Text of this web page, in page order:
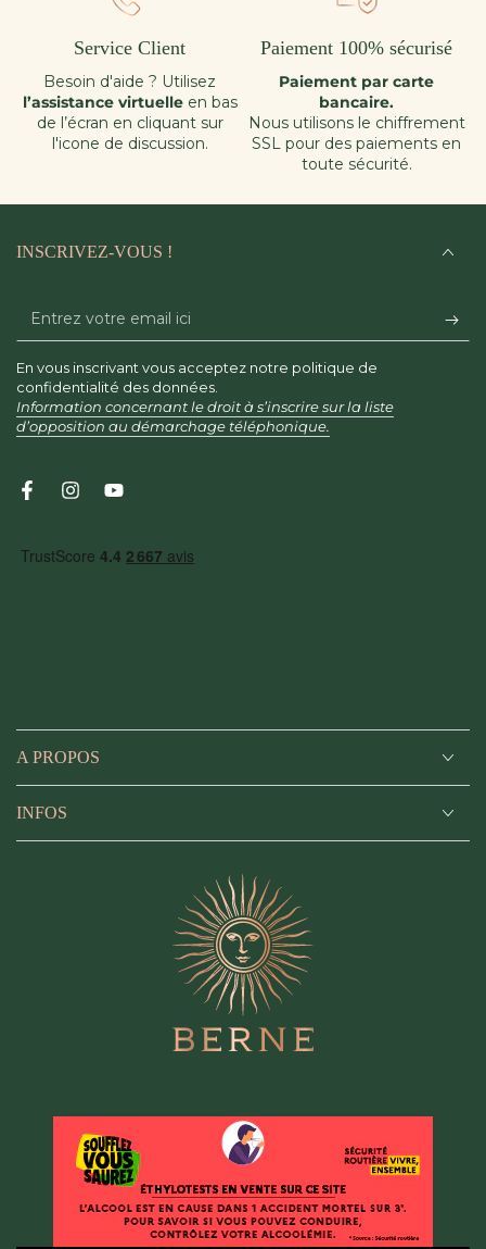
Service Client
Besoin d'aide ? Utilisez
l’assistance virtuelle en bas
de l’écran en cliquant sur
l'icone de discussion.
Paiement 100% sécurisé
Paiement par carte
bancaire.
Nous utilisons le chiffrement
SSL pour des paiements en
toute sécurité.
A PROPOS
INFOS
INSCRIVEZ-VOUS !
Entrez
votre
email
ici
En vous inscrivant vous acceptez notre politique de
confidentialité des données.
Information concernant le droit à s’inscrire sur la liste
d’opposition au démarchage téléphonique.
FacebookInstagramYouTube